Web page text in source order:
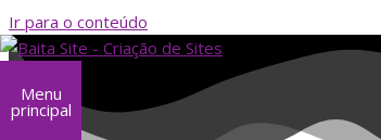
Ir para o conteúdo
Menu
principal